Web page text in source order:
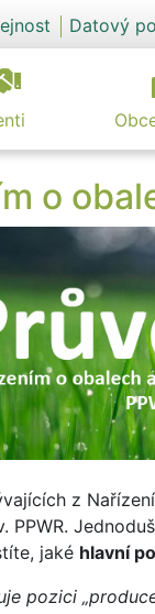
Datový
o
z N
PPWR.
jaké hlavní
pozici